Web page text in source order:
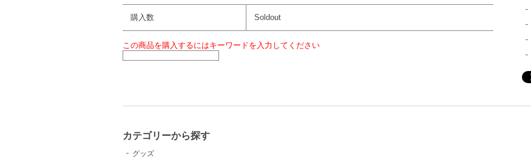
購入数 Soldout
この商品を購入するにはキーワードを入力してください
カテゴリーから探す
グッズ